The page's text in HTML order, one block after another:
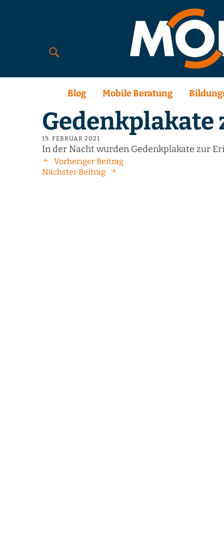
Blog Mobile Beratung
19. FEBRUAR 2021
In der Nacht wurden Gedenkplakate zur
Vorheriger Beitrag
Nächster Beitrag